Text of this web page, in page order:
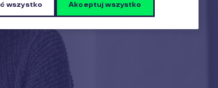
wszystko Akceptuj wszystko